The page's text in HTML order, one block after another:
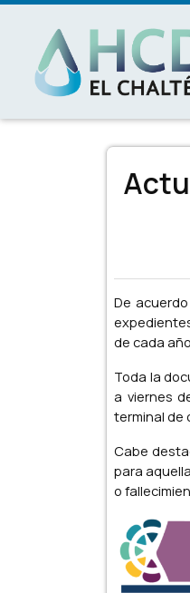
MAIN
De
de cada
Toda la
a viernes
terminal de
Cabe
para
o